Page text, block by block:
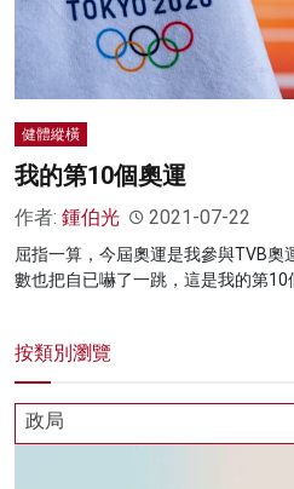
健體縱橫
我的第10個奧運
作者: 鍾伯光 2021-07-22
屈指一算，今屆奧運是我參與TVB奧
數也把自已嚇了一跳，這是我的第10
按類別瀏覽
政局